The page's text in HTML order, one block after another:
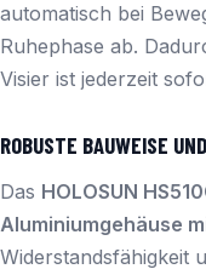
automatisch bei
Ruhephase ab.
Visier ist jederzeit
ROBUSTE BAUWEISE
Das HOLOSUN
Aluminiumgehäuse
Widerstandsfähigkeit